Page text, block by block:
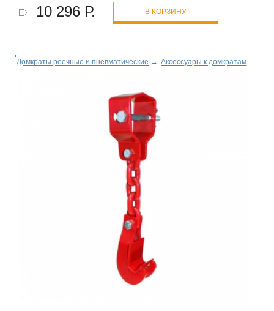
10 296 Р. В КОРЗИНУ
Домкраты реечные и пневматические → Аксессуары к домкратам